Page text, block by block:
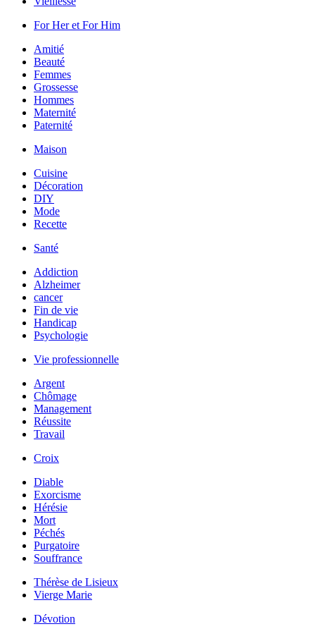
For Her et For Him
Amitié
Beauté
Femmes
Grossesse
Hommes
Maternité
Paternité
Maison
Cuisine
Décoration
DIY
Mode
Recette
Santé
Addiction
Alzheimer
cancer
Fin de vie
Handicap
Psychologie
Vie professionnelle
Argent
Chômage
Management
Réussite
Travail
Croix
Diable
Exorcisme
Hérésie
Mort
Péchés
Purgatoire
Souffrance
Thérèse de Lisieux
Vierge Marie
Dévotion